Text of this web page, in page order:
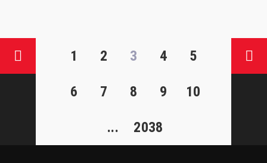
1 2 3 4 5
6 7 8 9 10
... 2038